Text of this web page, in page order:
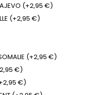
(+2,95 €)
(+2,95 €)
(+2,95 €)
€)
€)